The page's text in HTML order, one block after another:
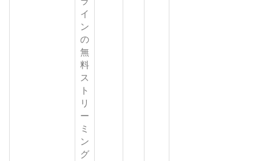
イ
ン
の
無
料
ス
ト
リ
ー
ミ
ン
グ